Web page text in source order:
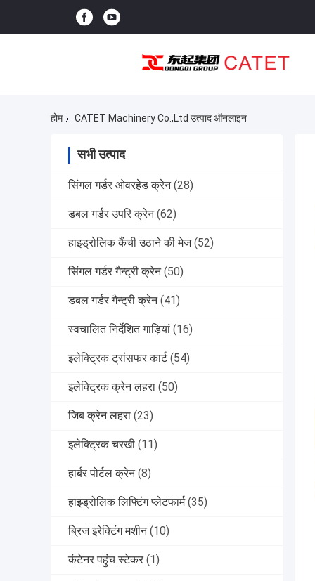
होम CATET Machinery Co.,Ltd उत्पाद ऑनलाइन
सभी उत्पाद
सिंगल गर्डर ओवरहेड क्रेन (28)
डबल गर्डर उपरि क्रेन (62)
हाइड्रोलिक कैंची उठाने की मेज (52)
सिंगल गर्डर गैन्ट्री क्रेन (50)
डबल गर्डर गैन्ट्री क्रेन (41)
स्वचालित निर्देशित गाड़ियां (16)
इलेक्ट्रिक ट्रांसफर कार्ट (54)
इलेक्ट्रिक क्रेन लहरा (50)
जिब क्रेन लहरा (23)
इलेक्ट्रिक चरखी (11)
हार्बर पोर्टल क्रेन (8)
हाइड्रोलिक लिफ्टिंग प्लेटफार्म (35)
ब्रिज इरेक्टिंग मशीन (10)
कंटेनर पहुंच स्टेकर (1)